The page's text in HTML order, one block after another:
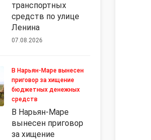
транспортных
средств по улице
Ленина
07.08.2026
В Нарьян-Маре вынесен
приговор за хищение
бюджетных денежных
средств
В Нарьян-Маре
вынесен приговор
за хищение